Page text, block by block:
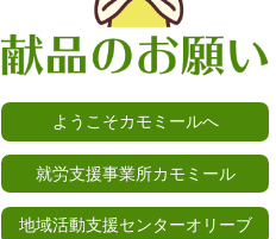
ようこそカモミールへ
就労支援事業所カモミール
地域活動支援センターオリーブ